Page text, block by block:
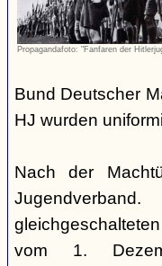
Propagandafoto: "Fanfaren der
Bund Deutscher
HJ wurden
Nach der
vom 1.